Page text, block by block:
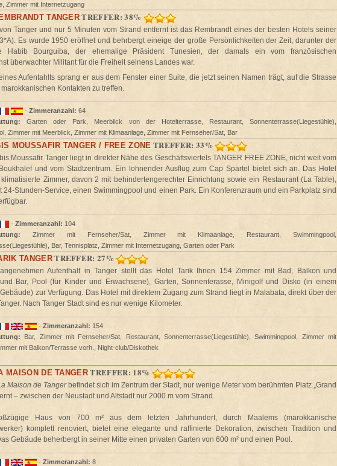
Zimmer mit Internetzugang
TANGER TREFFER: 38%
Tanger und nur 5 Minuten vom Strand entfernt ist das Rembrandt eines der besten Hotels seiner
Es wurde 1950 eröffnet und behrbergt eineige der große Persönlichkeiten der Zeit, darunter der
Habib Bourguiba, der ehemalige Präsident Tunesien, der damals ein vom französischen
überwachter Militant für die Freiheit seinens Landes war.
Aufentahlts sprang er aus dem Fenster einer Suite, die jetzt seinen Namen trägt, auf die Strasse
Kontakten zu treffen.
- Zimmeranzahl: 64
Garten oder Park, Meerblick von der Hotelterrasse, Restaurant, Sonnenterrasse(Liegestühle),
Zimmer mit Meerblick, Zimmer mit Klimaanlage, Zimmer mit Fernseher/Sat, Bar
MOUSSAFIR TANGER / FREE ZONE TREFFER: 33%
Moussafir Tanger liegt in direkter Nähe des Geschäftsviertels TANGER FREE ZONE, nicht weit vom
und vom Stadtzentrum. Ein lohnender Ausflug zum Cap Spartel bietet sich an. Das Hotel
Zimmer, davon 2 mit behindertengerechter Einrichtung sowie ein Restaurant (La Table),
24-Stunden-Service, einen Swimmingpool und einen Park. Ein Konferenzraum und ein Parkplatz sind
- Zimmeranzahl: 104
Zimmer mit Fernseher/Sat, Zimmer mit Klimaanlage, Restaurant, Swimmingpool,
Bar, Tennisplatz, Zimmer mit Internetzugang, Garten oder Park
TANGERTREFFER: 27%
Aufenthalt in Tanger stellt das Hotel Tarik Ihnen 154 Zimmer mit Bad, Balkon und
Bar, Pool (für Kinder und Erwachsene), Garten, Sonnenterasse, Minigolf und Disko (in einem
zur Verfügung. Das Hotel mit direktem Zugang zum Strand liegt in Malabata, direkt über der
Nach Tanger Stadt sind es nur wenige Kilometer.
- Zimmeranzahl: 154
Bar, Zimmer mit Fernseher/Sat, Restaurant, Sonnenterrasse(Liegestühle), Swimmingpool, Zimmer mit
mit Balkon/Terrasse vorh., Night-club/Diskothek
MAISON DE TANGER TREFFER: 18%
Maison de Tanger befindet sich im Zentrum der Stadt, nur wenige Meter vom berühmten Platz „Grand
– zwischen der Neustadt und Altstadt nur 2000 m vom Strand.
Haus von 700 m² aus dem letzten Jahrhundert, durch Maalems (marokkanische
komplett renoviert, bietet eine elegante und raffinierte Dekoration, zwischen Tradition und
Gebäude beherbergt in seiner Mitte einen privaten Garten von 600 m² und einen Pool.
- Zimmeranzahl: 8